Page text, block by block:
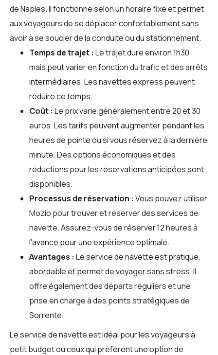
de Naples. Il fonctionne selon un horaire fixe et permet
aux voyageurs de se déplacer confortablement sans
avoir à se soucier de la conduite ou du stationnement.
Temps de trajet : Le trajet dure environ 1h30,
mais peut varier en fonction du trafic et des arrêts
intermédiaires. Les navettes express peuvent
réduire ce temps.
Coût : Le prix varie généralement entre 20 et 30
euros. Les tarifs peuvent augmenter pendant les
heures de pointe ou si vous réservez à la dernière
minute. Des options économiques et des
réductions pour les réservations anticipées sont
disponibles.
Processus de réservation : Vous pouvez utiliser
Mozio pour trouver et réserver des services de
navette. Assurez-vous de réserver 12 heures à
l'avance pour une expérience optimale.
Avantages : Le service de navette est pratique,
abordable et permet de voyager sans stress. Il
offre également des départs réguliers et une
prise en charge à des points stratégiques de
Sorrente.
Le service de navette est idéal pour les voyageurs à
petit budget ou ceux qui préfèrent une option de